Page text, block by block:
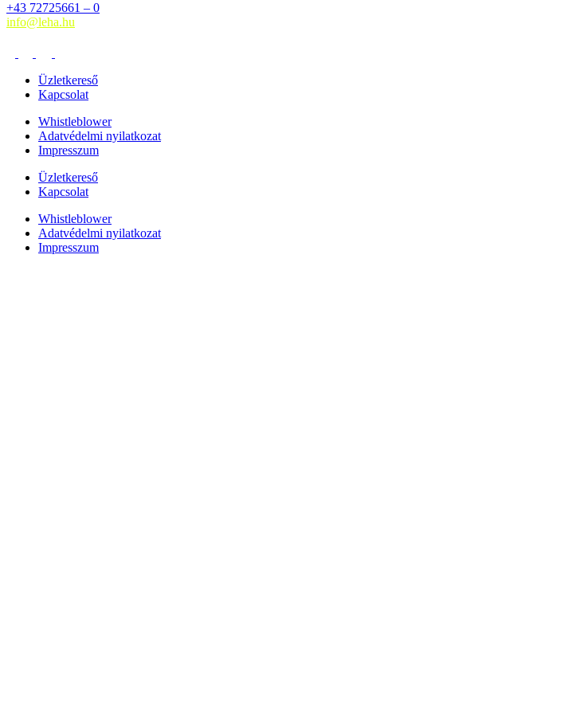
+43 72725661 – 0
info@leha.hu
Üzletkereső
Kapcsolat
Whistleblower
Adatvédelmi nyilatkozat
Impresszum
Üzletkereső
Kapcsolat
Whistleblower
Adatvédelmi nyilatkozat
Impresszum